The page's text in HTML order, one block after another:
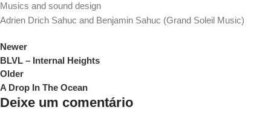
Musics and sound design
Adrien Drich Sahuc and Benjamin Sahuc (Grand Soleil Music)
Newer
BLVL – Internal Heights
Older
A Drop In The Ocean
Deixe um comentário